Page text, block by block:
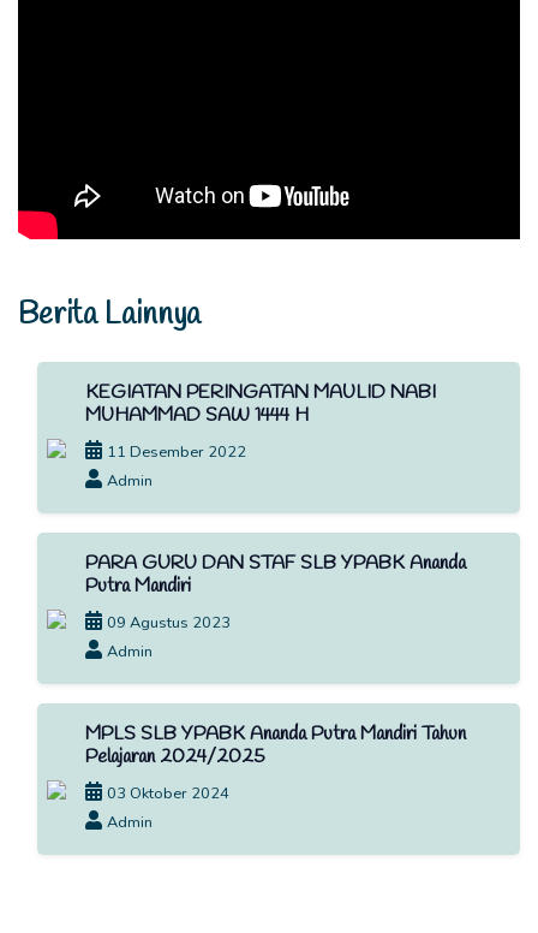
Berita Lainnya
KEGIATAN PERINGATAN MAULID NABI
MUHAMMAD SAW 1444 H
11 Desember 2022
Admin
PARA GURU DAN STAF SLB YPABK Ananda
Putra Mandiri
09 Agustus 2023
Admin
MPLS SLB YPABK Ananda Putra Mandiri Tahun
Pelajaran 2024/2025
03 Oktober 2024
Admin